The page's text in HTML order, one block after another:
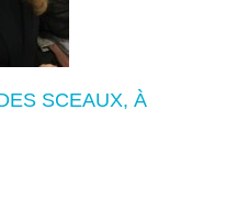
SCEAUX, À